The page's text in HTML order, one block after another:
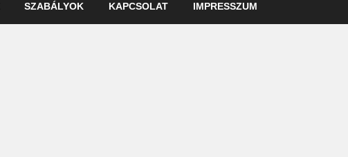
SZABÁLYOK KAPCSOLAT IMPRESSZUM